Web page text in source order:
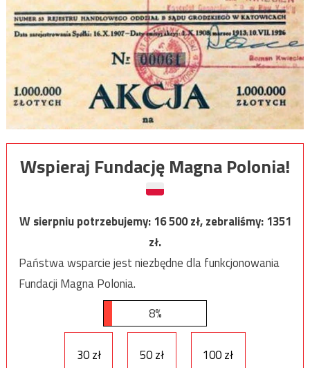
Wspieraj Fundację Magna Polonia!
W sierpniu potrzebujemy:16 500zł, zebraliśmy:1351
zł.
Państwa wsparcie jest niezbędne dla funkcjonowania
Fundacji Magna Polonia.
8%
30 zł 50 zł 100 zł